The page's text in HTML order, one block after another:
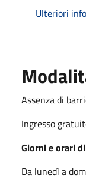
Ulteriori
Assenza di
Ingresso
Giorni e orari
Da lunedì a